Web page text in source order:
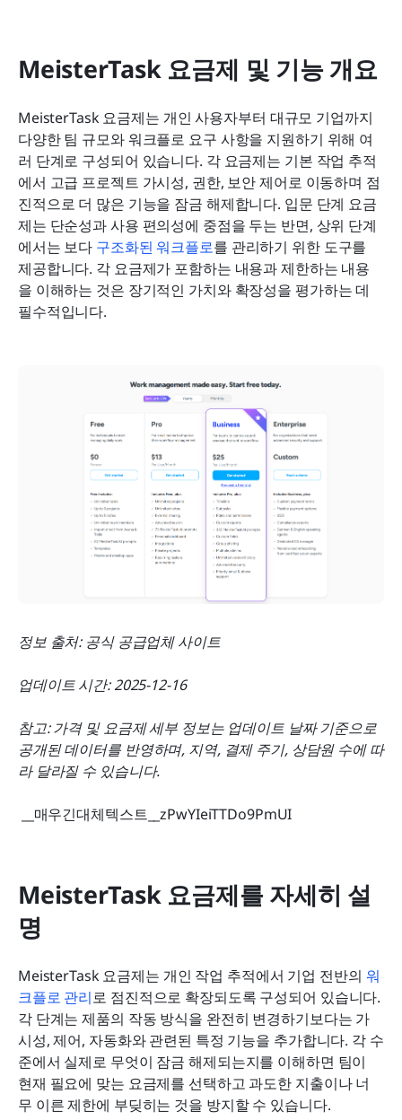
MeisterTask 요금제 및 기능 개요
MeisterTask 요금제는 개인 사용자부터 대규모 기업까지
다양한 팀 규모와 워크플로 요구 사항을 지원하기 위해 여
러 단계로 구성되어 있습니다. 각 요금제는 기본 작업 추적
에서 고급 프로젝트 가시성, 권한, 보안 제어로 이동하며 점
진적으로 더 많은 기능을 잠금 해제합니다. 입문 단계 요금
제는 단순성과 사용 편의성에 중점을 두는 반면, 상위 단계
에서는 보다 구조화된 워크플로를 관리하기 위한 도구를
제공합니다. 각 요금제가 포함하는 내용과 제한하는 내용
을 이해하는 것은 장기적인 가치와 확장성을 평가하는 데
필수적입니다.
정보 출처: 공식 공급업체 사이트
업데이트 시간: 2025-12-16
참고: 가격 및 요금제 세부 정보는 업데이트 날짜 기준으로
공개된 데이터를 반영하며, 지역, 결제 주기, 상담원 수에 따
라 달라질 수 있습니다.
__매우긴대체텍스트__zPwYIeiTTDo9PmUI
MeisterTask 요금제를 자세히 설
명
MeisterTask 요금제는 개인 작업 추적에서 기업 전반의 워
크플로 관리로 점진적으로 확장되도록 구성되어 있습니다.
각 단계는 제품의 작동 방식을 완전히 변경하기보다는 가
시성, 제어, 자동화와 관련된 특정 기능을 추가합니다. 각 수
준에서 실제로 무엇이 잠금 해제되는지를 이해하면 팀이
현재 필요에 맞는 요금제를 선택하고 과도한 지출이나 너
무 이른 제한에 부딪히는 것을 방지할 수 있습니다.